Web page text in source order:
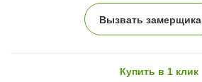
Вызвать замерщика
Купить в 1 клик